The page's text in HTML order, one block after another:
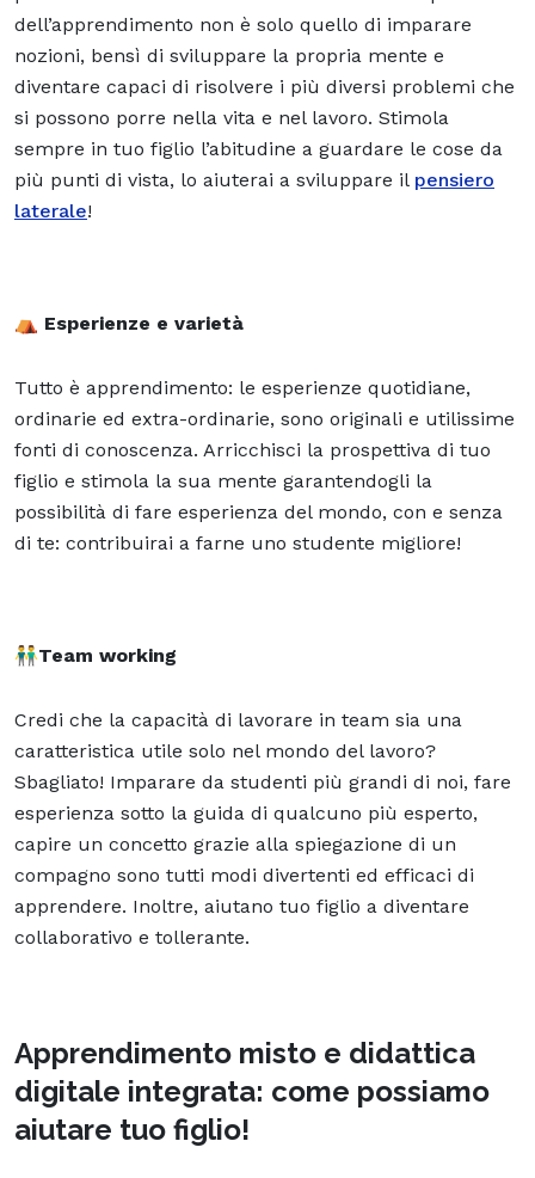
dell’apprendimento non è solo quello di imparare
nozioni, bensì di sviluppare la propria mente e
diventare capaci di risolvere i più diversi problemi che
si possono porre nella vita e nel lavoro. Stimola
sempre in tuo figlio l’abitudine a guardare le cose da
più punti di vista, lo aiuterai a sviluppare il pensiero
laterale!
⛺ Esperienze e varietà
Tutto è apprendimento: le esperienze quotidiane,
ordinarie ed extra-ordinarie, sono originali e utilissime
fonti di conoscenza. Arricchisci la prospettiva di tuo
figlio e stimola la sua mente garantendogli la
possibilità di fare esperienza del mondo, con e senza
di te: contribuirai a farne uno studente migliore!
👬Team working
Credi che la capacità di lavorare in team sia una
caratteristica utile solo nel mondo del lavoro?
Sbagliato! Imparare da studenti più grandi di noi, fare
esperienza sotto la guida di qualcuno più esperto,
capire un concetto grazie alla spiegazione di un
compagno sono tutti modi divertenti ed efficaci di
apprendere. Inoltre, aiutano tuo figlio a diventare
collaborativo e tollerante.
Apprendimento misto e didattica
digitale integrata: come possiamo
aiutare tuo figlio!